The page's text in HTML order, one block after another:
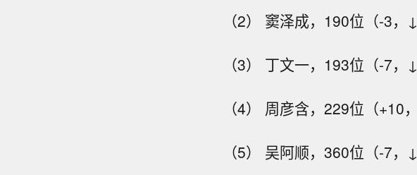
（2） 窦泽成，190位（-3，↓
（3） 丁文一，193位（-7，↓
（4） 周彦含，229位（+10
（5） 吴阿顺，360位（-7，↓